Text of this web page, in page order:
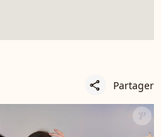
share Partager